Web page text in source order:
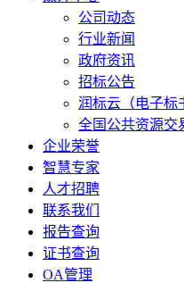
公司动态
行业新闻
政府资讯
招标公告
润标云（电子标
全国公共资源交
企业荣誉
智慧专家
人才招聘
联系我们
报告查询
证书查询
OA管理